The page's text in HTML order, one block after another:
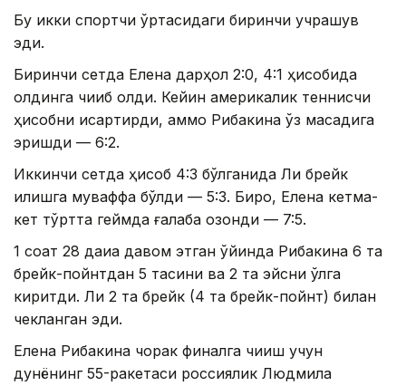
Бу икки спортчи ўртасидаги биринчи учрашув
эди.
Биринчи сетда Елена дарҳол 2:0, 4:1 ҳисобида
олдинга чиқиб олди. Кейин америкалик теннисчи
ҳисобни қисқартирди, аммо Рибакина ўз мақсадига
эришди — 6:2.
Иккинчи сетда ҳисоб 4:3 бўлганида Ли брейк
қилишга муваффақ бўлди — 5:3. Бироқ, Елена кетма-
кет тўртта геймда ғалаба қозонди — 7:5.
1 соат 28 дақиқа давом этган ўйинда Рибакина 6 та
брейк-пойнтдан 5 тасини ва 2 та эйсни қўлга
киритди. Ли 2 та брейк (4 та брейк-пойнт) билан
чекланган эди.
Елена Рибакина чорак финалга чиқиш учун
дунёнинг 55-ракетаси россиялик Людмила